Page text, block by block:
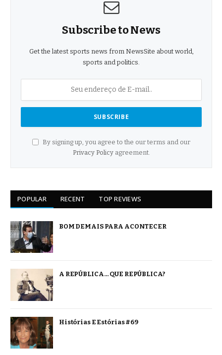
Subscribe to News
Get the latest sports news from NewsSite about world,
sports and politics.
By signing up, you agree to the our terms and our
Privacy Policyagreement.
POPULAR RECENT TOP REVIEWS
BOM DEMAIS PARA ACONTECER
A REPÚBLICA… QUE REPÚBLICA?
Histórias E Estórias #69